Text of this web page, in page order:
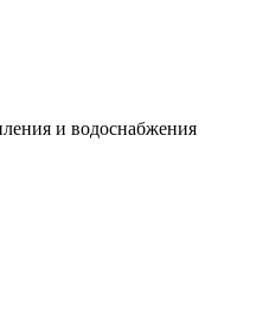
и водоснабжения